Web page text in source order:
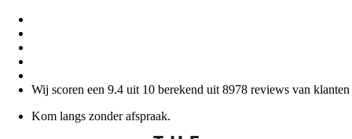
Wij scoren een 9.4 uit 10 berekend uit 8978 reviews van klanten
Kom langs zonder afspraak.